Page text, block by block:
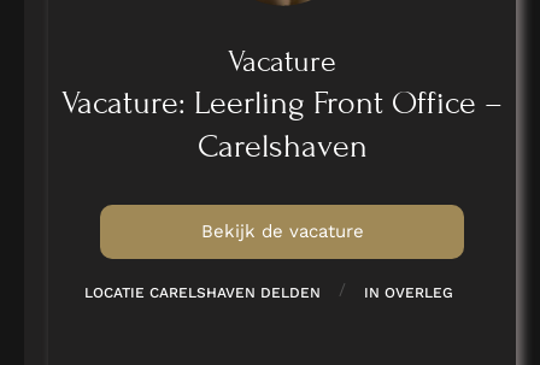
Vacature
Vacature: Leerling Front Office –
Carelshaven
Bekijk de vacature
LOCATIE CARELSHAVEN DELDEN / IN OVERLEG